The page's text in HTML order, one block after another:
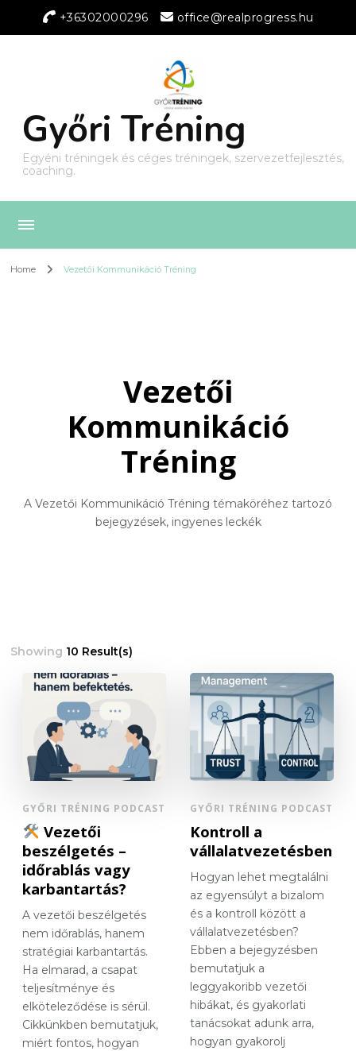
+36302000296 office@realprogress.hu
Győri Tréning
Egyéni tréningek és céges tréningek, szervezetfejlesztés,
coaching.
Home Vezetői Kommunikáció Tréning
Vezetői
Kommunikáció
Tréning
A Vezetői Kommunikáció Tréning témaköréhez tartozó
bejegyzések, ingyenes leckék
Showing 10 Result(s)
GYŐRI TRÉNING PODCAST
Vezetői
beszélgetés –
időrablás vagy
karbantartás?
A vezetői beszélgetés
nem időrablás, hanem
stratégiai karbantartás.
Ha elmarad, a csapat
teljesítménye és
elköteleződése is sérül.
Cikkünkben bemutatjuk,
miért fontos, hogyan
GYŐRI TRÉNING PODCAST
Kontroll a
vállalatvezetésben
Hogyan lehet megtalálni
az egyensúlyt a bizalom
és a kontroll között a
vállalatvezetésben?
Ebben a bejegyzésben
bemutatjuk a
leggyakoribb vezetői
hibákat, és gyakorlati
tanácsokat adunk arra,
hogyan gyakorolj